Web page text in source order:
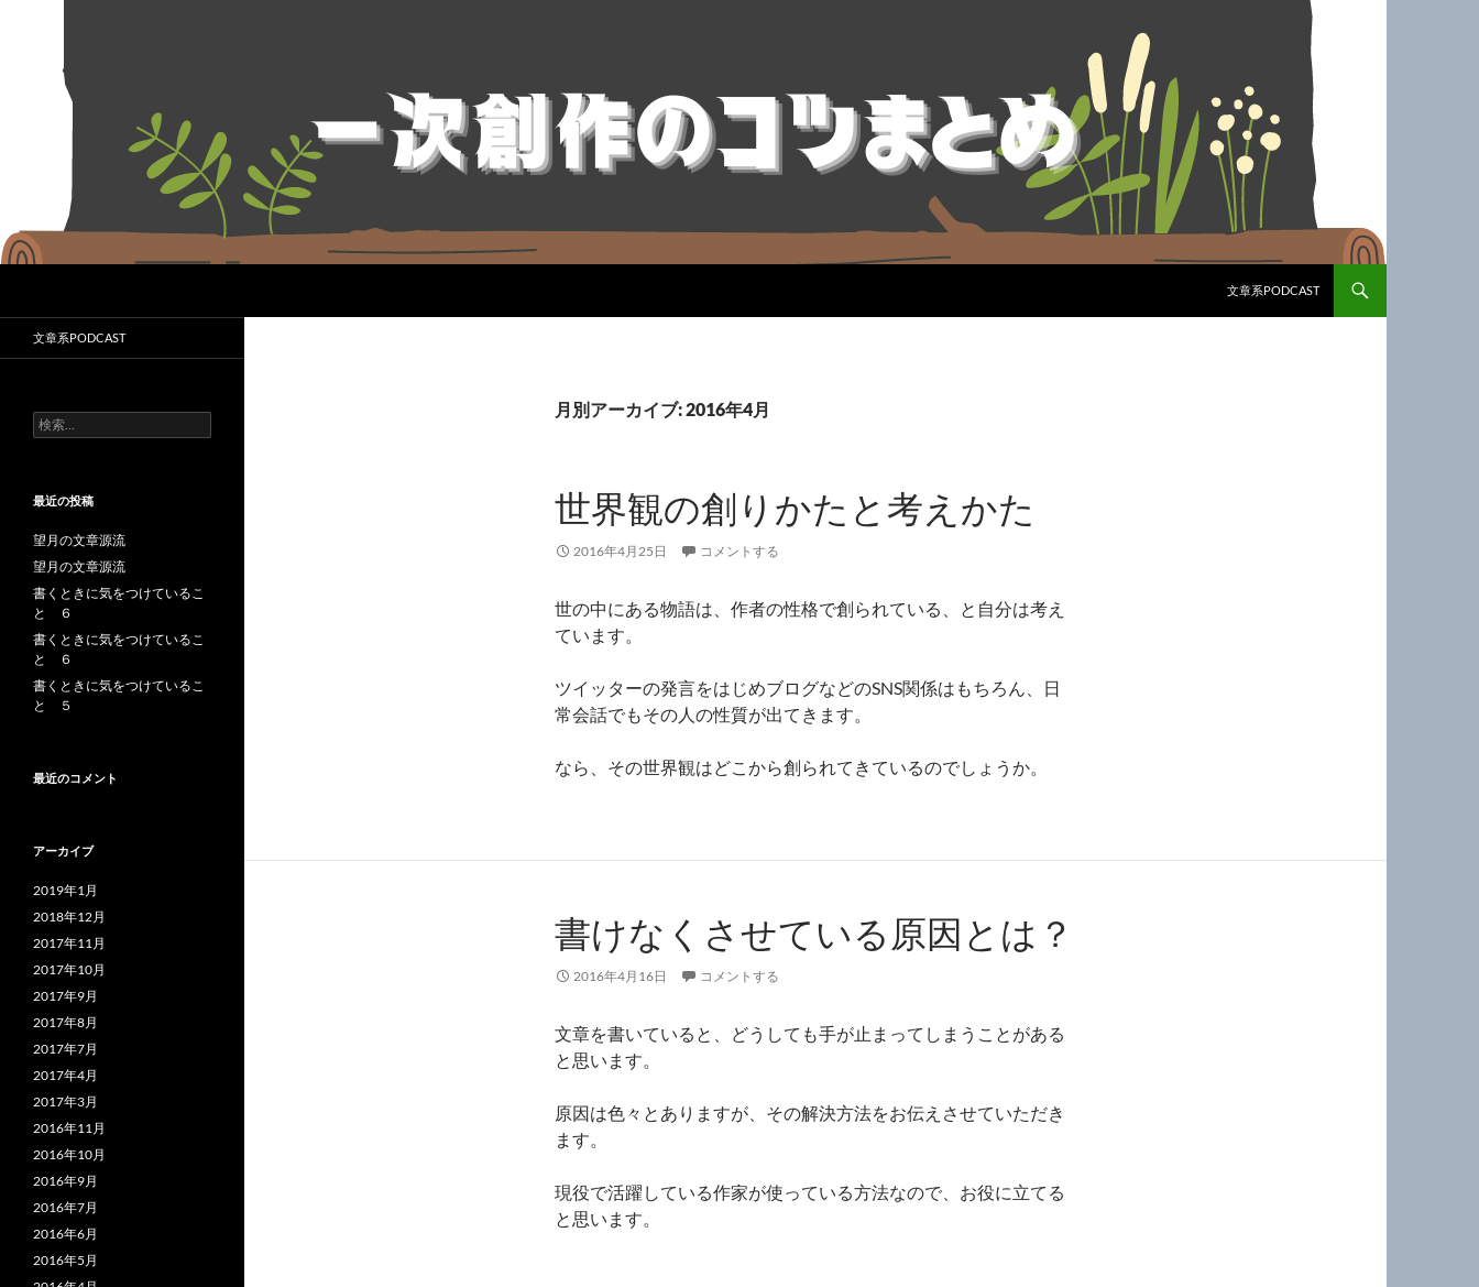
プ
文章系PODCAST
月別アーカイブ: 2016年4月
世界観の創りかたと考えかた
2016年4月25日 コメントする
世の中にある物語は、作者の性格で創られている、と自分は考え
ています。
ツイッターの発言をはじめブログなどのSNS関係はもちろん、日
常会話でもその人の性質が出てきます。
なら、その世界観はどこから創られてきているのでしょうか。
書けなくさせている原因とは？
2016年4月16日 コメントする
文章を書いていると、どうしても手が止まってしまうことがある
と思います。
原因は色々とありますが、その解決方法をお伝えさせていただき
ます。
現役で活躍している作家が使っている方法なので、お役に立てる
と思います。
望月 葵（もちづき あおい）が日
文章系PODCAST
検
索:
最近の投稿
望月の文章源流
望月の文章源流
書くときに気をつけているこ
と ６
書くときに気をつけているこ
と ６
書くときに気をつけているこ
と ５
最近のコメント
アーカイブ
2019年1月
2018年12月
2017年11月
2017年10月
2017年9月
2017年8月
2017年7月
2017年4月
2017年3月
2016年11月
2016年10月
2016年9月
2016年7月
2016年6月
2016年5月